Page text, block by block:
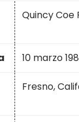
Quincy Coe
10 marzo
Fresno,